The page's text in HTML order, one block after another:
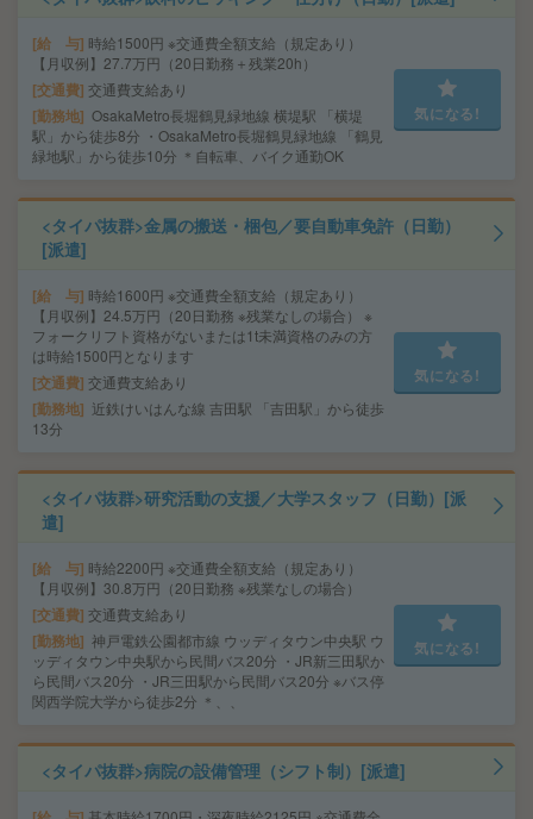
給 与 時給1500円 ※交通費全額支給（規定あり）
【月収例】27.7万円（20日勤務＋残業20h）
交通費 交通費支給あり
勤務地 OsakaMetro長堀鶴見緑地線 横堤駅 「横堤
駅」から徒歩8分 ・OsakaMetro長堀鶴見緑地線 「鶴見
緑地駅」から徒歩10分 ＊自転車、バイク通勤OK
気になる!
<タイパ抜群>金属の搬送・梱包／要自動車免許（日勤）
[派遣]
給 与 時給1600円 ※交通費全額支給（規定あり）
【月収例】24.5万円（20日勤務 ※残業なしの場合） ※
フォークリフト資格がないまたは1t未満資格のみの方
は時給1500円となります
交通費 交通費支給あり
勤務地
近鉄けいはんな線 吉田駅 「吉田駅」から徒歩
13分
気になる!
<タイパ抜群>研究活動の支援／大学スタッフ（日勤）[派
遣]
給 与 時給2200円 ※交通費全額支給（規定あり）
【月収例】30.8万円（20日勤務 ※残業なしの場合）
交通費 交通費支給あり
勤務地 神戸電鉄公園都市線 ウッディタウン中央駅 ウ
ッディタウン中央駅から民間バス20分 ・JR新三田駅か
ら民間バス20分 ・JR三田駅から民間バス20分 ※バス停
関西学院大学から徒歩2分 ＊、、
気になる!
<タイパ抜群>病院の設備管理（シフト制）[派遣]